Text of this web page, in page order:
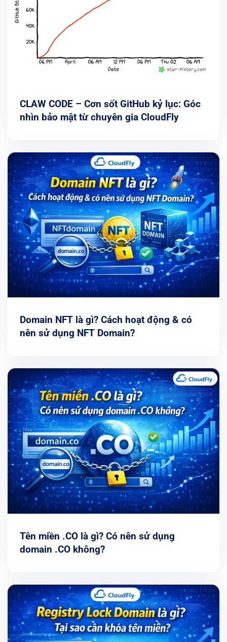
CLAW CODE – Cơn sốt GitHub kỷ lục: Góc
nhìn bảo mật từ chuyên gia CloudFly
Domain NFT là gì? Cách hoạt động & có
nên sử dụng NFT Domain?
Tên miền .CO là gì? Có nên sử dụng
domain .CO không?